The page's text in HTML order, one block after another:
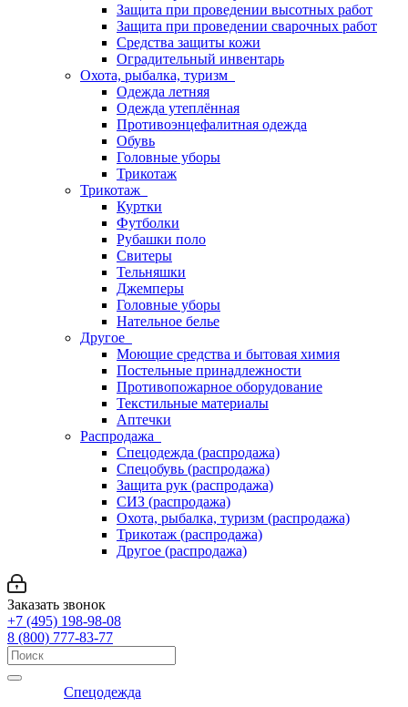
Защита при проведении высотных работ
Защита при проведении сварочных работ
Средства защиты кожи
Оградительный инвентарь
Охота, рыбалка, туризм
Одежда летняя
Одежда утеплённая
Противоэнцефалитная одежда
Обувь
Головные уборы
Трикотаж
Трикотаж
Куртки
Футболки
Рубашки поло
Свитеры
Тельняшки
Джемперы
Головные уборы
Нательное белье
Другое
Моющие средства и бытовая химия
Постельные принадлежности
Противопожарное оборудование
Текстильные материалы
Аптечки
Распродажа
Спецодежда (распродажа)
Спецобувь (распродажа)
Защита рук (распродажа)
СИЗ (распродажа)
Охота, рыбалка, туризм (распродажа)
Трикотаж (распродажа)
Другое (распродажа)
Заказать звонок
+7 (495) 198-98-08
8 (800) 777-83-77
Спецодежда